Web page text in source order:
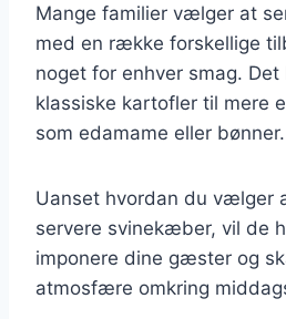
Mange familier vælger at
med en række forskellige
noget for enhver smag.
klassiske kartofler til mere
som edamame eller bønner.
Uanset hvordan du vælger
servere svinekæber, vil de
imponere dine gæster og
atmosfære omkring